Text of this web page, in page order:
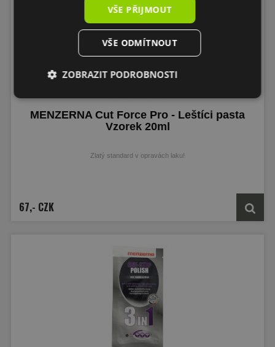
MENZERNA Cut Force Pro - Leštíci pasta
Vzorek 20ml
Zlatý standard v opravách laku!
67,- CZK
VŠE PŘIJMOUT
VŠE ODMÍTNOUT
ZOBRAZIT PODROBNOSTI